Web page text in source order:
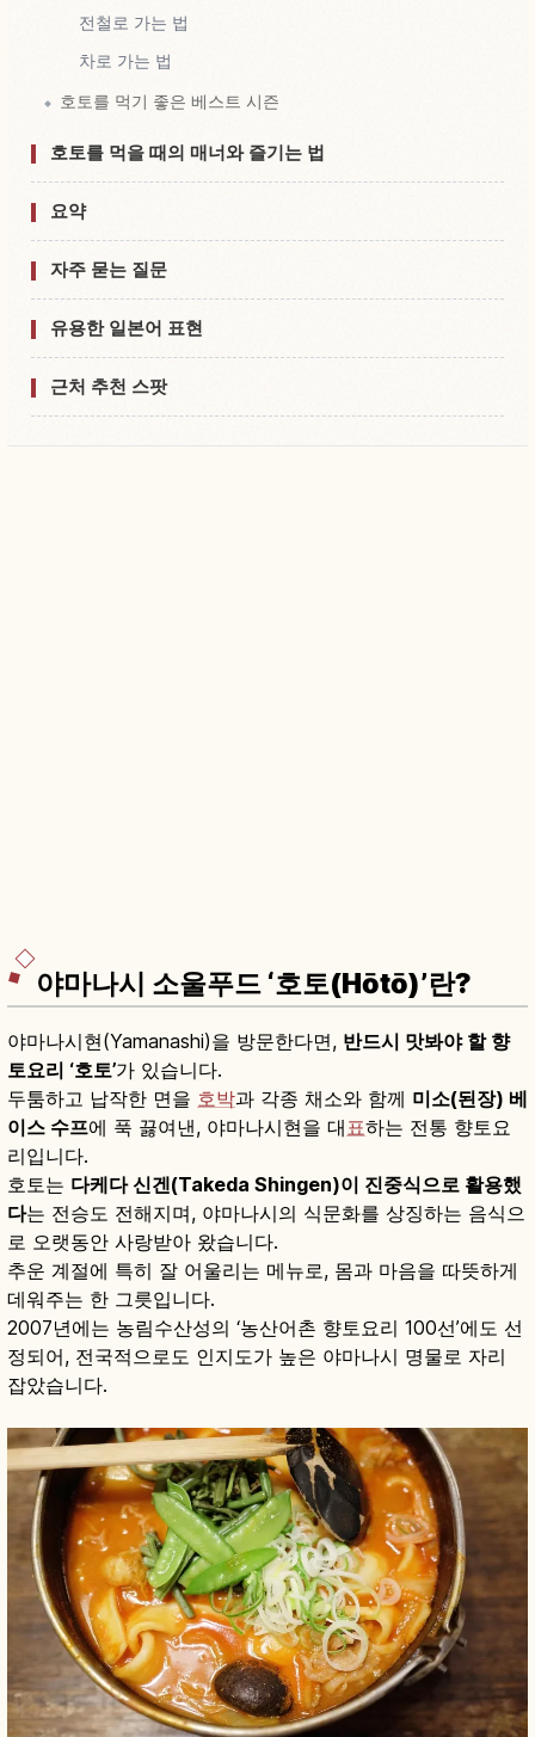
전철로 가는 법
차로 가는 법
호토를 먹기 좋은 베스트 시즌
호토를 먹을 때의 매너와 즐기는 법
요약
자주 묻는 질문
유용한 일본어 표현
근처 추천 스팟
야마나시 소울푸드 ‘호토(Hōtō)’란?
야마나시현(Yamanashi)을 방문한다면, 반드시 맛봐야 할 향
토요리 ‘호토’가 있습니다.
두툼하고 납작한 면을 호박과 각종 채소와 함께 미소(된장) 베
이스 수프에 푹 끓여낸, 야마나시현을 대 표하는 전통 향토요
리입니다.
호토는 다케다 신겐(Takeda Shingen)이 진중식으로 활용했
다는 전승도 전해지며, 야마나시의 식문화를 상징하는 음식으
로 오랫동안 사랑받아 왔습니다.
추운 계절에 특히 잘 어울리는 메뉴로, 몸과 마음을 따뜻하게
데워주는 한 그릇입니다.
2007년에는 농림수산성의 ‘농산어촌 향토요리 100선’에도 선
정되어, 전국적으로도 인지도가 높은 야마나시 명물로 자리
잡았습니다.